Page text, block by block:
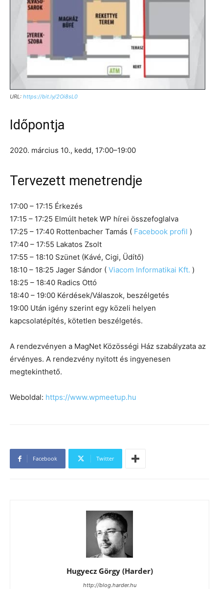
URL: https://bit.ly/2Oi8sL0
Időpontja
2020. március 10., kedd, 17:00–19:00
Tervezett menetrendje
17:00 – 17:15 Érkezés
17:15 – 17:25 Elmúlt hetek WP hírei összefoglalva
17:25 – 17:40 Rottenbacher Tamás ( Facebook profil )
17:40 – 17:55 Lakatos Zsolt
17:55 – 18:10 Szünet (Kávé, Cigi, Üdítő)
18:10 – 18:25 Jager Sándor ( Viacom Informatikai Kft. )
18:25 – 18:40 Radics Ottó
18:40 – 19:00 Kérdések/Válaszok, beszélgetés
19:00 Után igény szerint egy közeli helyen
kapcsolatépítés, kötetlen beszélgetés.
A rendezvényen a MagNet Közösségi Ház szabályzata az
érvényes. A rendezvény nyitott és ingyenesen
megtekinthető.
Weboldal: https://www.wpmeetup.hu
Facebook Twitter
Hugyecz Görgy (Harder)
http://blog.harder.hu